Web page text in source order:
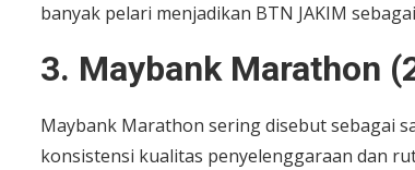
banyak pelari menjadikan BTN JAKIM
3. Maybank Marathon
Maybank Marathon sering disebut sebagai
konsistensi kualitas penyelenggaraan dan